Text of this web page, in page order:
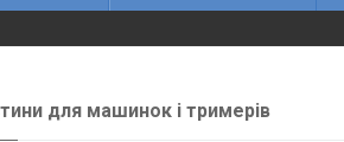
для машинок і тримерів